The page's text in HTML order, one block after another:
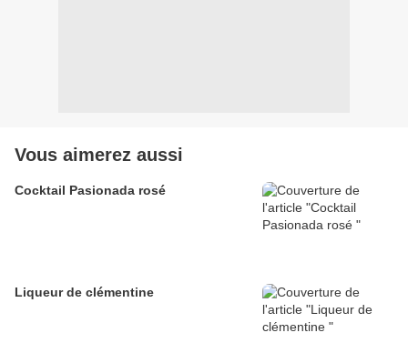
Vous aimerez aussi
Cocktail Pasionada rosé
Liqueur de clémentine